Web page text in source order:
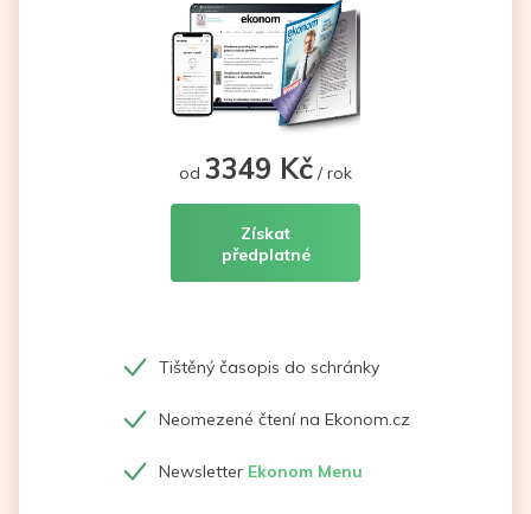
od 3349 Kč / rok
Získat
předplatné
Tištěný časopis do schránky
Neomezené čtení na Ekonom.cz
Newsletter Ekonom Menu